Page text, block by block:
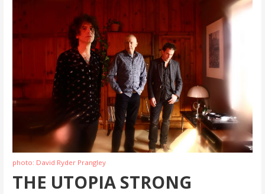
photo: David Ryder Prangley
THE UTOPIA STRONG